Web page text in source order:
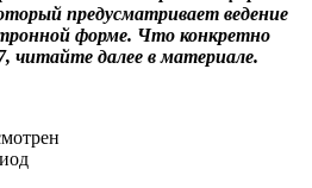
предусматривает ведение
форме. Что конкретно
читайте далее в материале.